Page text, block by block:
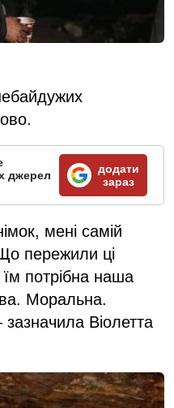
джерел
додати
зараз
мені самій
пережили ці
потрібна наша
Моральна.
Віолетта